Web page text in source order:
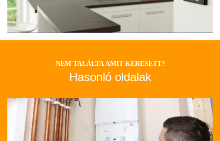
NEM TALÁLTA AMIT KERESETT?
Hasonló oldalak